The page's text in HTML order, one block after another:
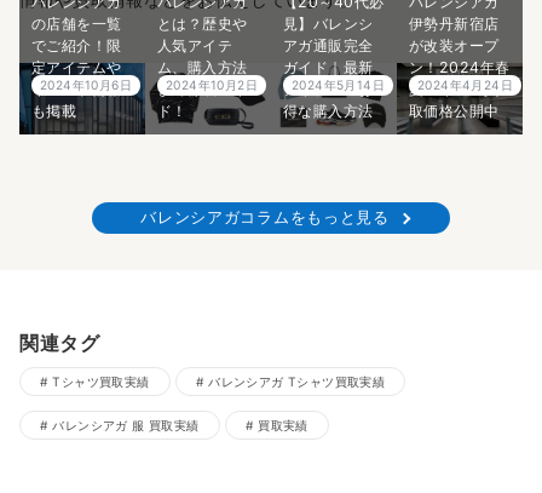
の店舗を一覧
でご紹介！限
定アイテムや
イベント情報
も掲載
2024年10月6日
とは？歴史や
人気アイテ
ム、購入方法
まで徹底ガイ
ド！
2024年10月2日
見】バレンシ
アガ通販完全
ガイド｜最新
アイテム＆お
得な購入方法
2024年5月14日
伊勢丹新宿店
が改装オープ
ン！2024年春
夏アイテム買
取価格公開中
2024年4月24日
バレンシアガコラムをもっと見る
関連タグ
Tシャツ買取実績 バレンシアガ Tシャツ買取実績
バレンシアガ 服 買取実績 買取実績